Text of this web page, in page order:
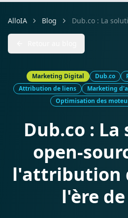
AlloIA Blog
Marketing Digital Dub.co
Attribution de liens
Marketing
Optimisation des
Dub.co :
open-
l'attribution
l'ère